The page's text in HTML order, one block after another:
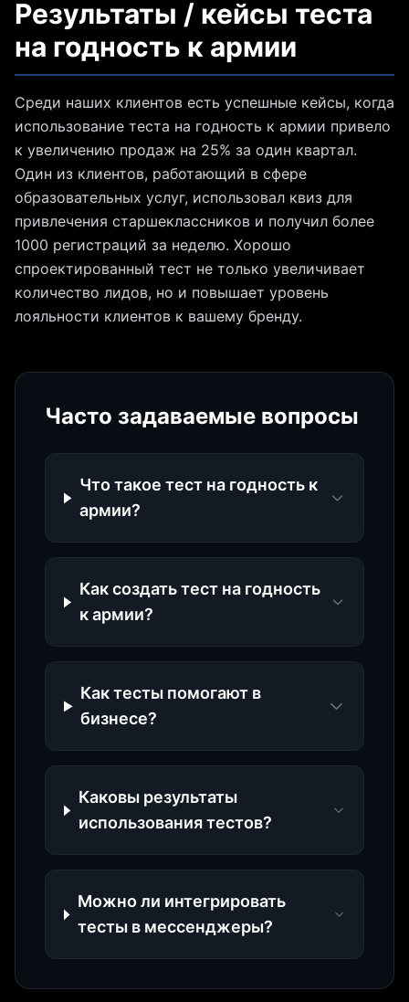
Результаты / кейсы теста
на годность к армии
Среди наших клиентов есть успешные кейсы, когда
использование теста на годность к армии привело
к увеличению продаж на 25% за один квартал.
Один из клиентов, работающий в сфере
образовательных услуг, использовал квиз для
привлечения старшеклассников и получил более
1000 регистраций за неделю. Хорошо
спроектированный тест не только увеличивает
количество лидов, но и повышает уровень
лояльности клиентов к вашему бренду.
Часто задаваемые вопросы
Что такое тест на годность к
армии?
Как создать тест на годность
к армии?
Как тесты помогают в
бизнесе?
Каковы результаты
использования тестов?
Можно ли интегрировать
тесты в мессенджеры?